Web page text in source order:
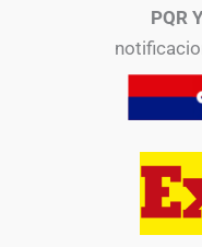
PQR